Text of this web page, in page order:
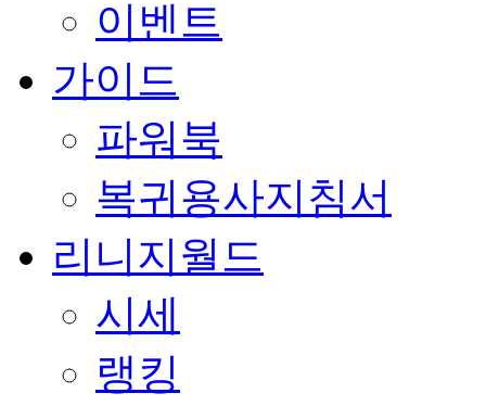
이벤트
가이드
파워북
복귀용사지침서
리니지월드
시세
랭킹